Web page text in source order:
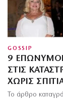
GOSSIP
9 ΕΠΏΝΥΜΟΙ
ΣΤΙΣ
ΧΩΡΊΣ
Το άρθρο